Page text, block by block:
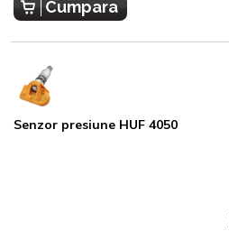
Cumpara
Senzor presiune HUF 4050